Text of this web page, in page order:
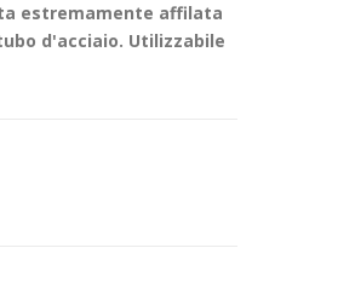
estremamente affilata
d'acciaio. Utilizzabile